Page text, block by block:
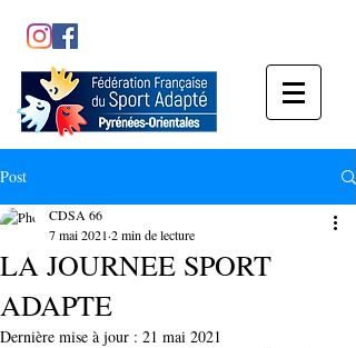
Post
LA JOURNEE SPORT
ADAPTE
CDSA 66
7 mai 2021 2 min de lecture
Dernière mise à jour : 21 mai 2021